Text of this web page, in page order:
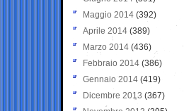
Maggio 2014 (392)
Aprile 2014 (389)
Marzo 2014 (436)
Febbraio 2014 (386)
Gennaio 2014 (419)
Dicembre 2013 (367)